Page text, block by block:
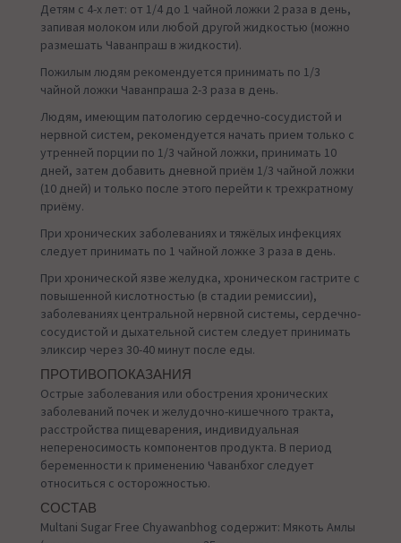
Детям с 4-х лет: от 1/4 до 1 чайной ложки 2 раза в день,
запивая молоком или любой другой жидкостью (можно
размешать Чаванпраш в жидкости).
Пожилым людям рекомендуется принимать по 1/3
чайной ложки Чаванпраша 2-3 раза в день.
Людям, имеющим патологию сердечно-сосудистой и
нервной систем, рекомендуется начать прием только с
утренней порции по 1/3 чайной ложки, принимать 10
дней, затем добавить дневной приём 1/3 чайной ложки
(10 дней) и только после этого перейти к трехкратному
приёму.
При хронических заболеваниях и тяжёлых инфекциях
следует принимать по 1 чайной ложке 3 раза в день.
При хронической язве желудка, хроническом гастрите с
повышенной кислотностью (в стадии ремиссии),
заболеваниях центральной нервной системы, сердечно-
сосудистой и дыхательной систем следует принимать
эликсир через 30-40 минут после еды.
ПРОТИВОПОКАЗАНИЯ
Острые заболевания или обострения хронических
заболеваний почек и желудочно-кишечного тракта,
расстройства пищеварения, индивидуальная
непереносимость компонентов продукта. В период
беременности к применению Чаванбхог следует
относиться с осторожностью.
СОСТАВ
Multani Sugar Free Chyawanbhog содержит: Мякоть Амлы